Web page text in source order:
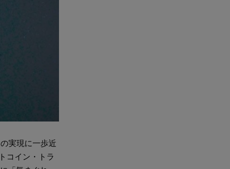
実現に一歩近
コイン・トラ